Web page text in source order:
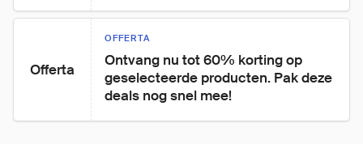
Offerta
OFFERTA
Ontvang nu tot 60% korting op
geselecteerde producten. Pak deze
deals nog snel mee!